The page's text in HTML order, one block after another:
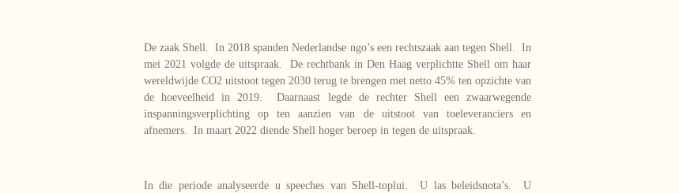
De zaak Shell. In 2018 spanden Nederlandse ngo’s een rechtszaak aan tegen Shell. In
mei 2021 volgde de uitspraak. De rechtbank in Den Haag verplichtte Shell om haar
wereldwijde CO2 uitstoot tegen 2030 terug te brengen met netto 45% ten opzichte van
de hoeveelheid in 2019. Daarnaast legde de rechter Shell een zwaarwegende
inspanningsverplichting op ten aanzien van de uitstoot van toeleveranciers en
afnemers. In maart 2022 diende Shell hoger beroep in tegen de uitspraak.
In die periode analyseerde u speeches van Shell-toplui. U las beleidsnota’s. U